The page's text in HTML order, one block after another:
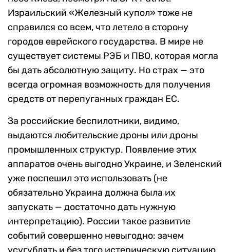
Израильский «Железный купол» тоже не
справился со всем, что летело в сторону
городов еврейского государства. В мире не
существует системы РЭБ и ПВО, которая могла
бы дать абсолютную защиту. Но страх — это
всегда огромная возможность для получения
средств от перепуганных граждан ЕС.
За российские беспилотники, видимо,
выдаются любительские дроны или дроны
промышленных структур. Появление этих
аппаратов очень выгодно Украине, и Зеленский
уже поспешил это использовать (не
обязательно Украина должна была их
запускать — достаточно дать нужную
интерпретацию). России такое развитие
событий совершенно невыгодно: зачем
усугублять и без того истерическую ситуацию